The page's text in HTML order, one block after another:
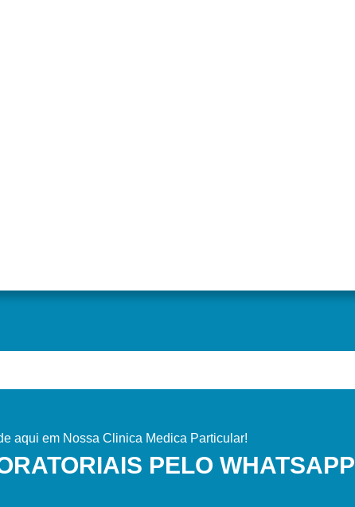
aqui em Nossa Clinica Medica Particular!
PELO WHATSAPP